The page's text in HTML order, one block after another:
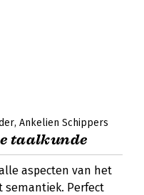
Ankelien Schippers
taalkunde
aspecten van het
semantiek. Perfect